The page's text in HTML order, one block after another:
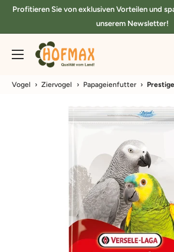
DirektProfitieren Sie von exklusiven Vorteilen und
unserem Newsletter!
hofmax.de
Vogel › Ziervogel › Papageienfutter ›